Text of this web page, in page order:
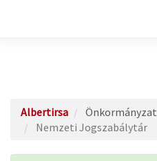
Albertirsa Önkormányzat
Nemzeti Jogszabálytár